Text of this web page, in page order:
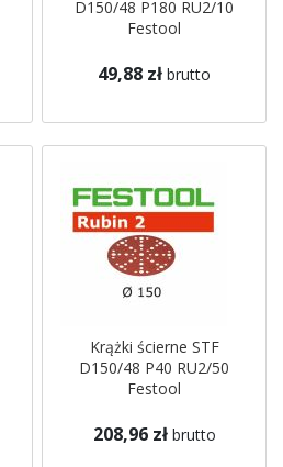
D150/48 P180 RU2/10
Festool
49,88 zł brutto
Krążki ścierne STF
D150/48 P40 RU2/50
Festool
208,96 zł brutto